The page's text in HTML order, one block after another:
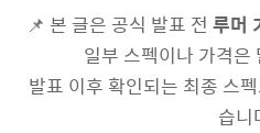
📌 본 글은 공식 발표 전 루머
일부 스펙이나 가격은
발표 이후 확인되는 최종 스
습니